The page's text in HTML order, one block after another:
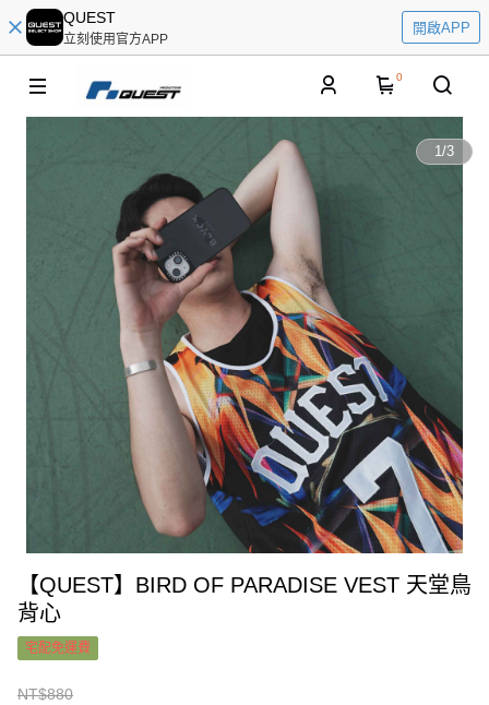
QUEST
立刻使用官方APP
開啟APP
0
1/3
【QUEST】BIRD OF PARADISE VEST 天堂鳥
背心
宅配免運費
NT$880